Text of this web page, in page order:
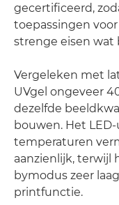
gecertificeerd,
toepassingen
strenge eisen
Vergeleken met
UVgel ongeveer
dezelfde
bouwen. Het
temperaturen
aanzienlijk, terwijl
bymodus zeer
printfunctie.